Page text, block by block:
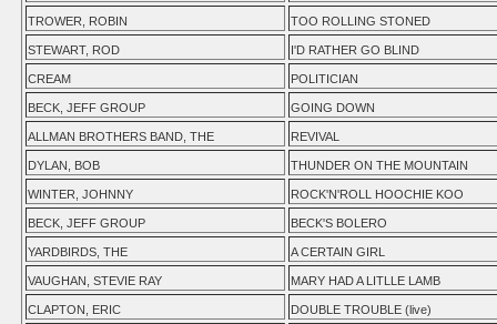
TROWER, ROBIN TOO ROLLING STONED
STEWART, ROD I'D RATHER GO BLIND
CREAM POLITICIAN
BECK, JEFF GROUP GOING DOWN
ALLMAN BROTHERS BAND, THE REVIVAL
DYLAN, BOB THUNDER ON THE MOUNTAIN
WINTER, JOHNNY ROCK'N'ROLL HOOCHIE KOO
BECK, JEFF GROUP BECK'S BOLERO
YARDBIRDS, THE A CERTAIN GIRL
VAUGHAN, STEVIE RAY MARY HAD A LITLLE LAMB
CLAPTON, ERIC DOUBLE TROUBLE (live)